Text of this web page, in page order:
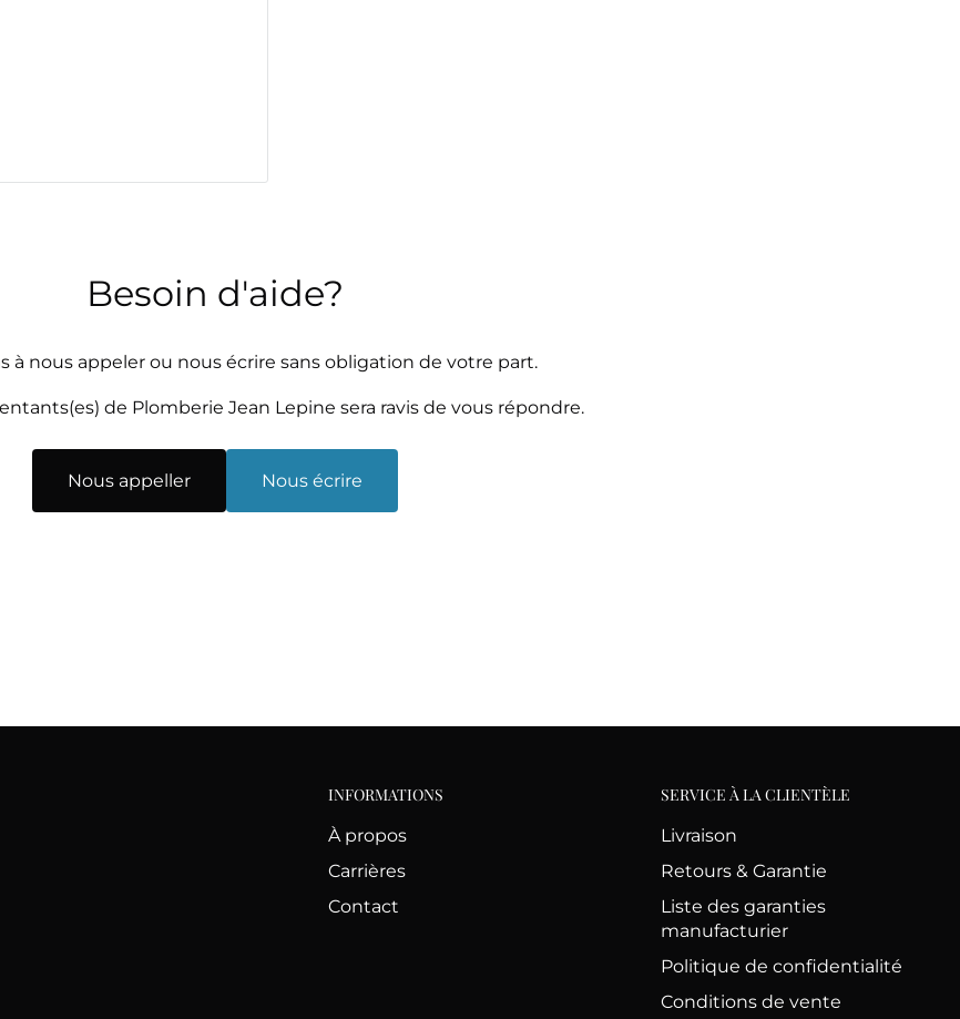
Besoin d'aide?
à nous appeler ou nous écrire sans obligation de votre part.
de Plomberie Jean Lepine sera ravis de vous répondre.
Nous appeller Nous écrire
INFORMATIONS
À propos
Carrières
Contact
SERVICE À LA CLIENTÈLE
Livraison
Retours & Garantie
Liste des garanties
manufacturier
Politique de confidentialité
Conditions de vente